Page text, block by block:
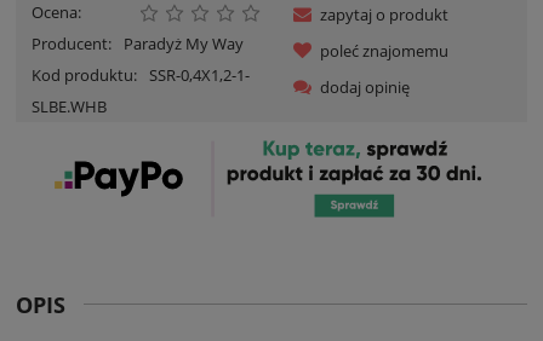
Ocena:
Producent:
Paradyż My Way
Kod produktu:
SSR-0,4X1,2-1-
SLBE.WHB
zapytaj o produkt
poleć znajomemu
dodaj opinię
OPIS